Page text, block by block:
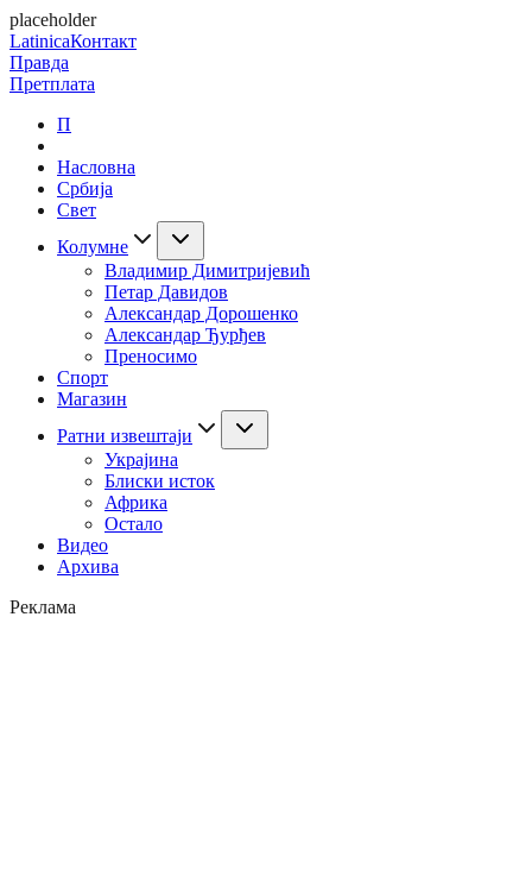
placeholder
LatinicaКонтакт
Правда
Претплата
П
Насловна
Србија
Свет
Колумне
Владимир Димитријевић
Петар Давидов
Александар Дорошенко
Александар Ђурђев
Преносимо
Спорт
Магазин
Ратни извештаји
Украјина
Блиски исток
Африка
Остало
Видео
Архива
Реклама